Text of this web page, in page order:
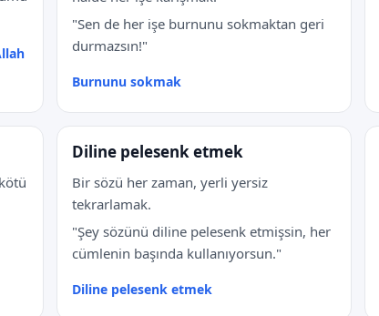
"Sen de her işe burnunu sokmaktan geri
durmazsın!"
Burnunu sokmak
Diline pelesenk etmek
Bir sözü her zaman, yerli yersiz
tekrarlamak.
"Şey sözünü diline pelesenk etmişsin, her
cümlenin başında kullanıyorsun."
Diline pelesenk etmek